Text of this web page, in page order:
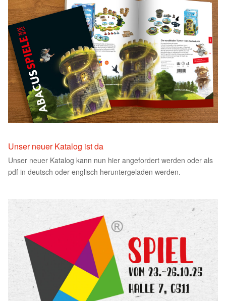
Unser neuer Katalog ist da
Unser neuer Katalog kann nun hier angefordert werden oder als
pdf in deutsch oder englisch heruntergeladen werden.